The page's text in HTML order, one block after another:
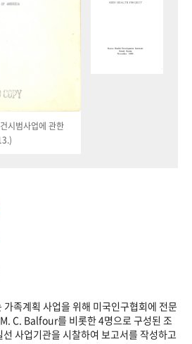
시범사업에 관한
족계획 사업을 위해 미국인구협회에 전문
C. Balfour를 비롯한 4명으로 구성된 조
사업기관을 시찰하여 보고서를 작성하고